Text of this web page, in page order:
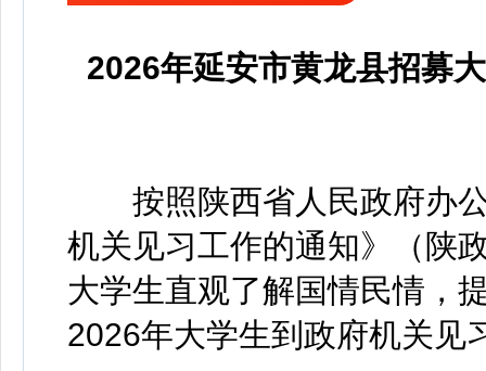
2026年延安市黄龙县招募
按照陕西省人民政府办公
机关见习工作的通知》（陕
大学生直观了解国情民情，
2026年大学生到政府机关见